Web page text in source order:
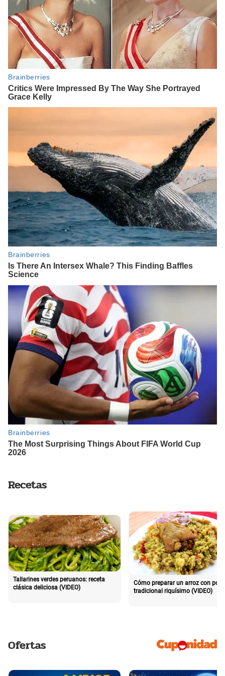
Recetas
Tallarines verdes peruanos: receta
clásica deliciosa (VIDEO)
Cómo preparar un arroz con pollo
tradicional riquísimo (VIDEO)
Ofertas